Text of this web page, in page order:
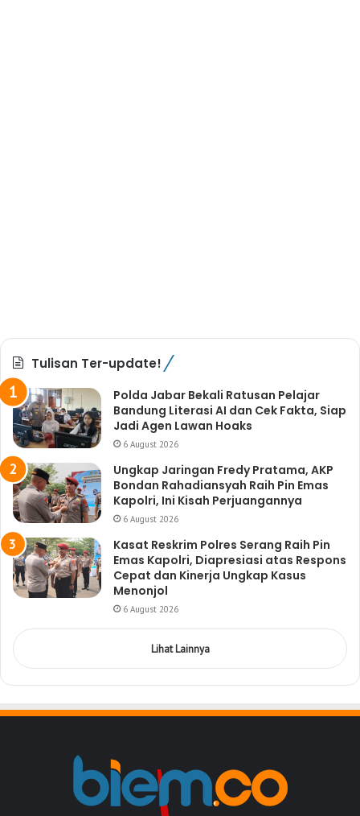
Tulisan Ter-update!
Polda Jabar Bekali Ratusan Pelajar
Bandung Literasi AI dan Cek Fakta, Siap
Jadi Agen Lawan Hoaks
6 August 2026
Ungkap Jaringan Fredy Pratama, AKP
Bondan Rahadiansyah Raih Pin Emas
Kapolri, Ini Kisah Perjuangannya
6 August 2026
Kasat Reskrim Polres Serang Raih Pin
Emas Kapolri, Diapresiasi atas Respons
Cepat dan Kinerja Ungkap Kasus
Menonjol
6 August 2026
Lihat Lainnya